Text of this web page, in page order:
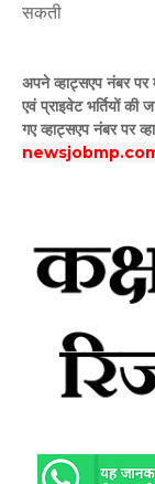
सकती
अपने व्हाट्सएप नंबर पर
एवं प्राइवेट भर्तियों की
गएव्हाट्सएपनंबर पर
newsjobmp.com